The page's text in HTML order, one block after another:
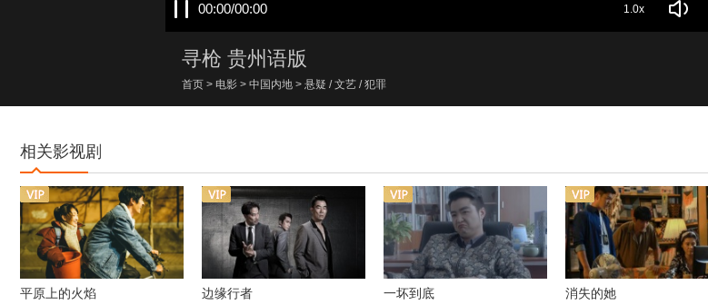
00:00/00:00 1.0x
寻枪 贵州语版
首页 > 电影 > 中国内地 > 悬疑 / 文艺 / 犯罪
相关影视剧
平原上的火焰 边缘行者 一坏到底 消失的她